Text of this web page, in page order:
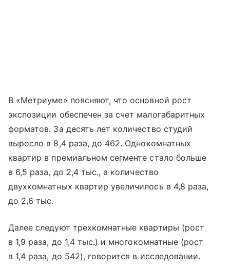
В «Метриуме» поясняют, что основной рост
экспозиции обеспечен за счет малогабаритных
форматов. За десять лет количество студий
выросло в 8,4 раза, до 462. Однокомнатных
квартир в премиальном сегменте стало больше
в 6,5 раза, до 2,4 тыс., а количество
двухкомнатных квартир увеличилось в 4,8 раза,
до 2,6 тыс.
Далее следуют трехкомнатные квартиры (рост
в 1,9 раза, до 1,4 тыс.) и многокомнатные (рост
в 1,4 раза, до 542), говорится в исследовании.